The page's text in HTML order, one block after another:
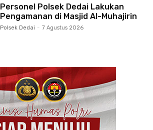
Personel Polsek Dedai Lakukan
Pengamanan di Masjid Al-Muhajirin
Polsek Dedai - 7 Agustus 2026